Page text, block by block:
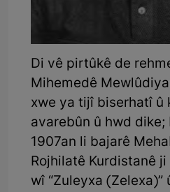
Di vê pirtûkê de
Mihemedê
xwe ya tijî biserhatî û
avarebûn û hwd dike;
1907an li bajarê
Rojhilatê Kurdistanê
wî “Zuleyxa (Zelexa)”